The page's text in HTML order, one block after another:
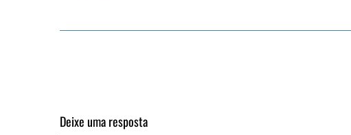
Deixe uma resposta